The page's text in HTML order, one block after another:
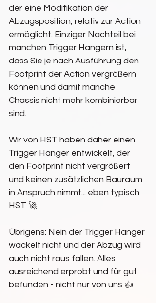
der eine Modifikation der
Abzugsposition, relativ zur Action
ermöglicht. Einziger Nachteil bei
manchen Trigger Hangern ist,
dass Sie je nach Ausführung den
Footprint der Action vergrößern
können und damit manche
Chassis nicht mehr kombinierbar
sind.
Wir von HST haben daher einen
Trigger Hanger entwickelt, der
den Footprint nicht vergrößert
und keinen zusätzlichen Bauraum
in Anspruch nimmt... eben typisch
HST 🚀
Übrigens: Nein der Trigger Hanger
wackelt nicht und der Abzug wird
auch nicht raus fallen. Alles
ausreichend erprobt und für gut
befunden - nicht nur von uns 👍